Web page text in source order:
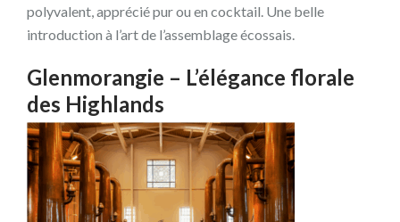
polyvalent, apprécié pur ou en cocktail. Une belle
introduction à l’art de l’assemblage écossais.
Glenmorangie – L’élégance florale
des Highlands